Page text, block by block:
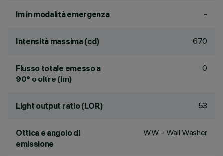
lm in modalità emergenza -
Intensità massima (cd) 670
Flusso totale emesso a
90° o oltre (lm)
0
Light output ratio (LOR) 53
Ottica e angolo di
emissione
WW - Wall Washer